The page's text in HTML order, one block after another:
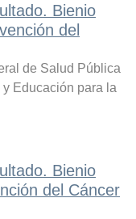
Bienio
del
de Salud Pública
Educación para la
Bienio
del Cáncer